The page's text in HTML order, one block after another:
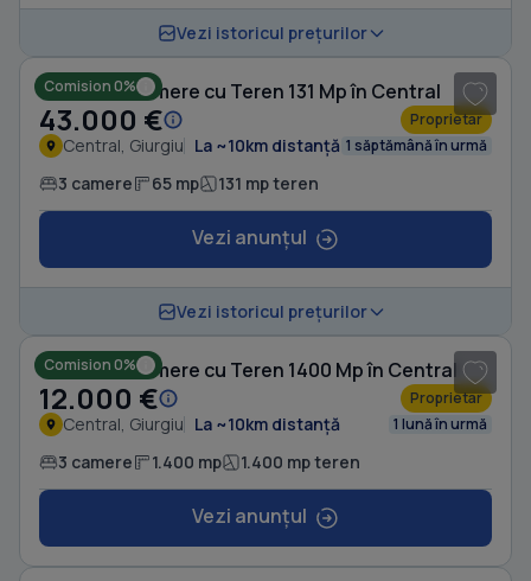
Vezi istoricul prețurilor
Comision 0%
Casă cu 3 camere cu Teren 131 Mp în Central
43.000 € Proprietar
Central, Giurgiu La ~10km distanță 1 săptămână în urmă
3 camere 65 mp 131 mp teren
Vezi anunțul
Vezi istoricul prețurilor
Comision 0%
Casă cu 3 camere cu Teren 1400 Mp în Central
12.000 € Proprietar
Central, Giurgiu La ~10km distanță 1 lună în urmă
3 camere 1.400 mp 1.400 mp teren
Vezi anunțul